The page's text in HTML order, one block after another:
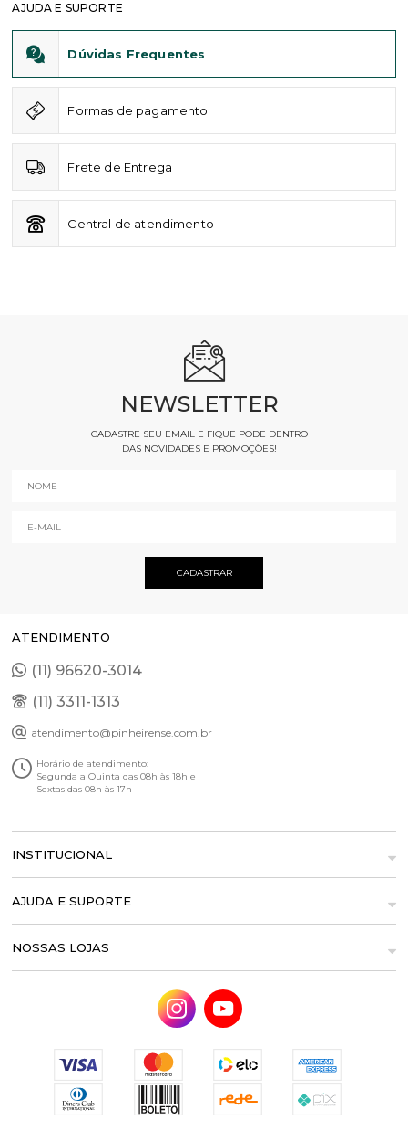
AJUDA E SUPORTE
Dúvidas Frequentes
Formas de pagamento
Frete de Entrega
Central de atendimento
NEWSLETTER
CADASTRE SEU EMAIL E FIQUE PODE DENTRO
DAS NOVIDADES E PROMOÇÕES!
ATENDIMENTO
(11) 96620-3014
(11) 3311-1313
atendimento@pinheirense.com.br
Horário de atendimento:
Segunda a Quinta das 08h às 18h e
Sextas das 08h às 17h
INSTITUCIONAL
AJUDA E SUPORTE
NOSSAS LOJAS